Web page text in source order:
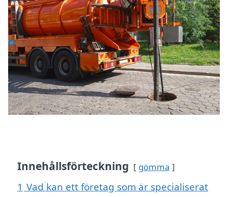
Innehållsförteckning gömma
1 Vad kan ett företag som är specialiserat